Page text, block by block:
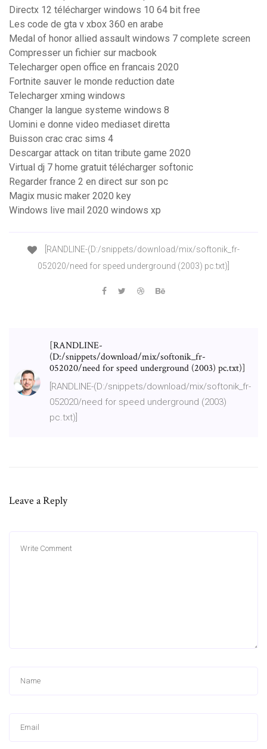
Directx 12 télécharger windows 10 64 bit free
Les code de gta v xbox 360 en arabe
Medal of honor allied assault windows 7 complete screen
Compresser un fichier sur macbook
Telecharger open office en francais 2020
Fortnite sauver le monde reduction date
Telecharger xming windows
Changer la langue systeme windows 8
Uomini e donne video mediaset diretta
Buisson crac crac sims 4
Descargar attack on titan tribute game 2020
Virtual dj 7 home gratuit télécharger softonic
Regarder france 2 en direct sur son pc
Magix music maker 2020 key
Windows live mail 2020 windows xp
[RANDLINE-(D:/snippets/download/mix/softonik_fr-
052020/need for speed underground (2003) pc.txt)]
[RANDLINE-
(D:/snippets/download/mix/softonik_fr-
052020/need for speed underground (2003) pc.txt)]
[RANDLINE-(D:/snippets/download/mix/softonik_fr-
052020/need for speed underground (2003)
pc.txt)]
Leave a Reply